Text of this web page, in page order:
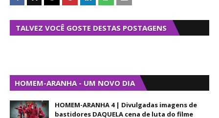
TALVEZ VOCÊ GOSTE DESTAS POSTAGENS
HOMEM-ARANHA - UM NOVO DIA
HOMEM-ARANHA 4 | Divulgadas imagens de
bastidores DAQUELA cena de luta do filme